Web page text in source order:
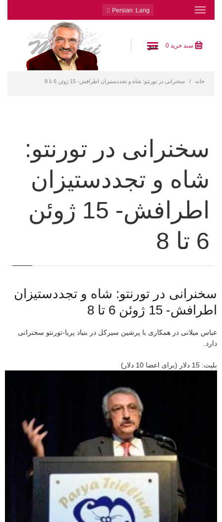
Lang
: Persian
سبد خرید 0 منو
خانه سخنرانی در تورنتو: شاه و تجددستیزان اطرافش- 15 ژوئن 6 تا 8
سخنرانی در تورنتو:
شاه و تجددستیزان
اطرافش- 15 ژوئن
6 تا 8
سخنرانی در تورنتو: شاه و تجددستیزان
اطرافش- 15 ژوئن 6 تا 8
عباس میلانی در همکاری با پرشین سیرکل در بنیاد پریا-تورنتو سخنرانی
دارد.
بلیت: 15 دلار (برای اعضا 10 دلار)